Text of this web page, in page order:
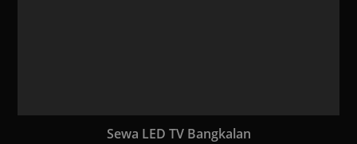
Sewa LED TV Bangkalan